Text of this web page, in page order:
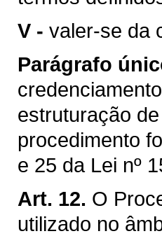
V - valer-se da
Parágrafo
estruturação
procedimento
e 25 da Lei nº
Art. 12. O
utilizado no